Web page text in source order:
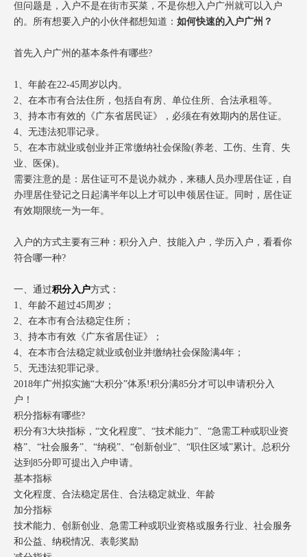
但问题是，入户不是在街市买菜，不是你想入户广州就可以入户
的。所有想要入户的小伙伴都想知道： 如何快速的入户广州 ？
首先入户广州的基本条件有哪些?
1、年龄在22-45周岁以内。
2、在本市有合法住所，包括自有房、单位住所、合法承租等。
3、持本市有效的《广东省居民证》，必须在有效期内的居住证。
4、无违法犯罪记录。
5、在本市就业或创业并正常缴纳社会保险(养老、工伤、生育、失
业、医保)。
需要注意的是：居住证可不是说办就办，来穗人员办理居住证，自
办理居住登记之日起满半年以上才可以申领居住证。同时，居住证
有效期限统一为一年。
入户的方式主要有三种：积分入户、技能入户，学历入户，看看你
符合哪一种?
一、通过积分入户方式：
1、年龄不超过45周岁；
2、在本市有合法稳定住所；
3、持本市有效《广东省居住证》；
4、在本市合法稳定就业或创业并缴纳社会保险满4年；
5、无违法犯罪记录。
2018年广州拟实施“大积分”体系!积分满85分才可以申请积分入
户！
积分指标有哪些?
积分有3大块指标，“文化程度”、“技术能力”、“急需工种或职业资
格”、“社会服务”、“纳税”、“创新创业”、“职住区域”累计。总积分
达到85分即可提出入户申请。
基本指标
文化程度、合法稳定居住、合法稳定就业、年龄
加分指标
技术能力、创新创业、急需工种或职业资格或服务行业、社会服务
和公益、纳税情况、表彰奖励